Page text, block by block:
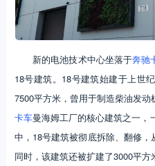
新的电池技术中心坐落于奔驰
18号建筑。18号建筑始建于上世
7500平方米，曾用于制造柴油发
卡车曼海姆工厂的核心建筑之一，
中，18号建筑被彻底拆除、翻修
同时，该建筑还被扩建了3000平